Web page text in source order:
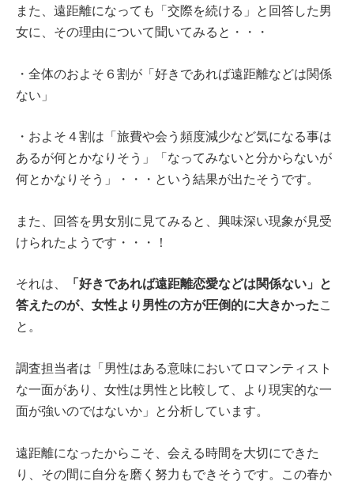
また、遠距離になっても「交際を続ける」と回答した男
女に、その理由について聞いてみると・・・
・全体のおよそ６割が「好きであれば遠距離などは関係
ない」
・およそ４割は「旅費や会う頻度減少など気になる事は
あるが何とかなりそう」「なってみないと分からないが
何とかなりそう」・・・という結果が出たそうです。
また、回答を男女別に見てみると、興味深い現象が見受
けられたようです・・・！
それは、
「好きであれば遠距離恋愛などは関係ない」と
答えたのが、女性より男性の方が圧倒的に大きかったこ
と。
調査担当者は「男性はある意味においてロマンティスト
な一面があり、女性は男性と比較して、より現実的な一
面が強いのではないか」と分析しています。
遠距離になったからこそ、会える時間を大切にできた
り、その間に自分を磨く努力もできそうです。この春か